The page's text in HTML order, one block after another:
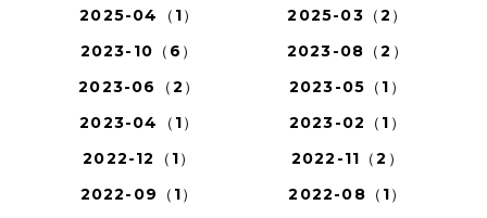
2025-04（1）
2025-03（2）
2023-10（6）
2023-08（2）
2023-06（2）
2023-05（1）
2023-04（1）
2023-02（1）
2022-12（1）
2022-11（2）
2022-09（1）
2022-08（1）